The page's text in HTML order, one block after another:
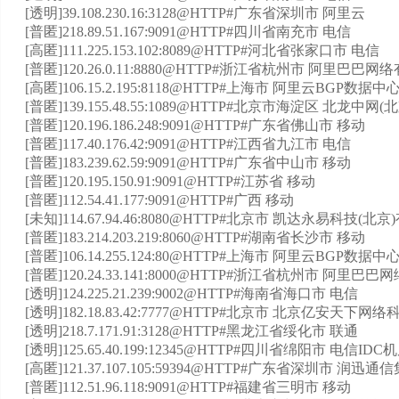
[透明]39.108.230.16:3128@HTTP#广东省深圳市 阿里云
[普匿]218.89.51.167:9091@HTTP#四川省南充市 电信
[高匿]111.225.153.102:8089@HTTP#河北省张家口市 电信
[普匿]120.26.0.11:8880@HTTP#浙江省杭州市 阿里巴巴网
[高匿]106.15.2.195:8118@HTTP#上海市 阿里云BGP数据中
[普匿]139.155.48.55:1089@HTTP#北京市海淀区 北龙中网(
[普匿]120.196.186.248:9091@HTTP#广东省佛山市 移动
[普匿]117.40.176.42:9091@HTTP#江西省九江市 电信
[普匿]183.239.62.59:9091@HTTP#广东省中山市 移动
[普匿]120.195.150.91:9091@HTTP#江苏省 移动
[普匿]112.54.41.177:9091@HTTP#广西 移动
[未知]114.67.94.46:8080@HTTP#北京市 凯达永易科技(北京
[普匿]183.214.203.219:8060@HTTP#湖南省长沙市 移动
[普匿]106.14.255.124:80@HTTP#上海市 阿里云BGP数据中
[普匿]120.24.33.141:8000@HTTP#浙江省杭州市 阿里巴巴
[透明]124.225.21.239:9002@HTTP#海南省海口市 电信
[透明]182.18.83.42:7777@HTTP#北京市 北京亿安天下网络
[透明]218.7.171.91:3128@HTTP#黑龙江省绥化市 联通
[透明]125.65.40.199:12345@HTTP#四川省绵阳市 电信IDC
[高匿]121.37.107.105:59394@HTTP#广东省深圳市 润迅通
[普匿]112.51.96.118:9091@HTTP#福建省三明市 移动